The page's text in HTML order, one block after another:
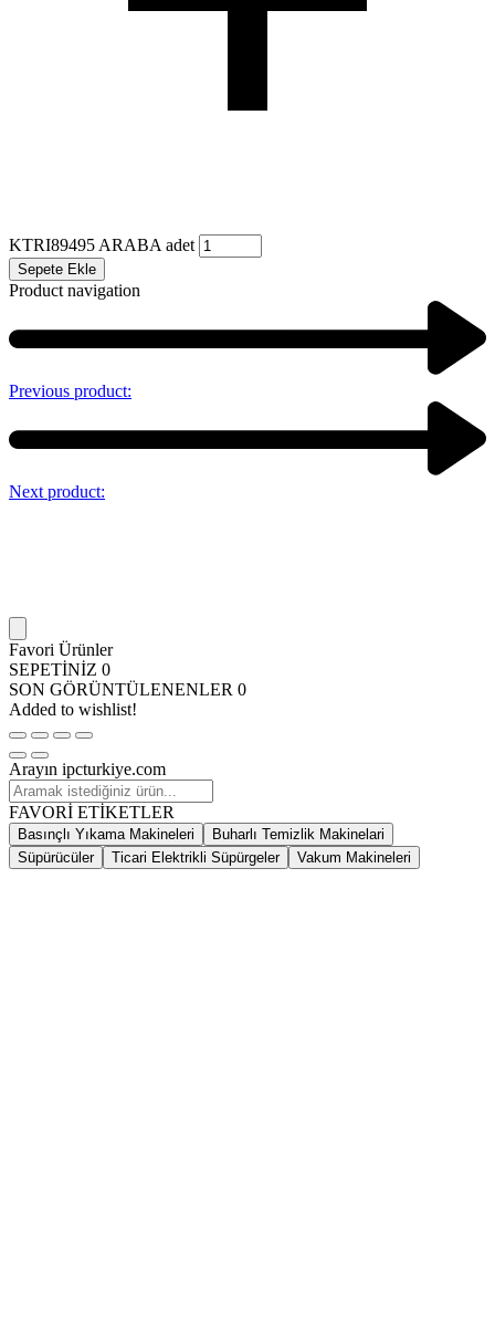
KTRI89495 ARABA adet
Sepete Ekle
Product navigation
Previous product:
Next product:
Favori Ürünler
SEPETİNİZ 0
SON GÖRÜNTÜLENENLER 0
Added to wishlist!
Arayın ipcturkiye.com
FAVORİ ETİKETLER
Basınçlı Yıkama Makineleri
Buharlı Temizlik Makinelari
Süpürücüler
Ticari Elektrikli Süpürgeler Vakum Makineleri